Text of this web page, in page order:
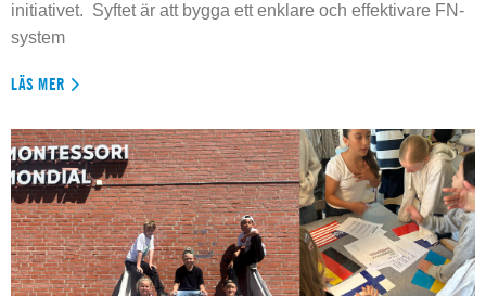
initiativet. Syftet är att bygga ett enklare och effektivare FN-
system
LÄS MER